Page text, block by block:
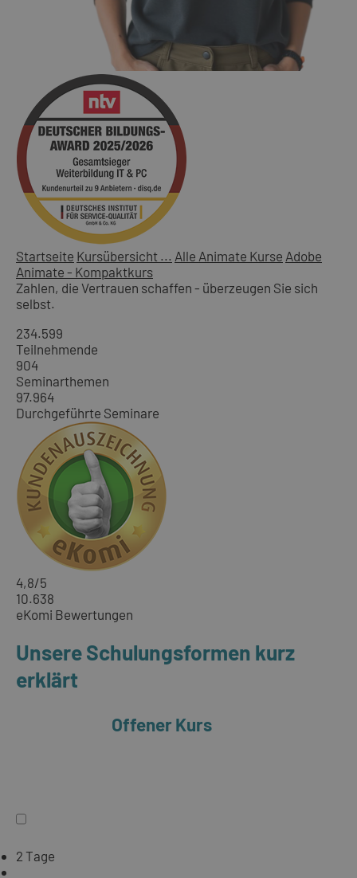
Startseite Kursübersicht ... Alle Animate Kurse Adobe
Animate - Kompaktkurs
Zahlen, die Vertrauen schaffen - überzeugen Sie sich
selbst.
234.599
Teilnehmende
904
Seminarthemen
97.964
Durchgeführte Seminare
4,8/5
10.638
eKomi Bewertungen
Unsere Schulungsformen kurz
erklärt
Offener Kurs
2 Tage